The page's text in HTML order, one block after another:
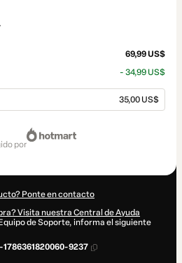
69,99 US$
- 34,99 US$
35,00 US$
por
Ponte en contacto
Visita nuestra Central de Ayuda
de Soporte, informa el siguiente
1786361820060-9237